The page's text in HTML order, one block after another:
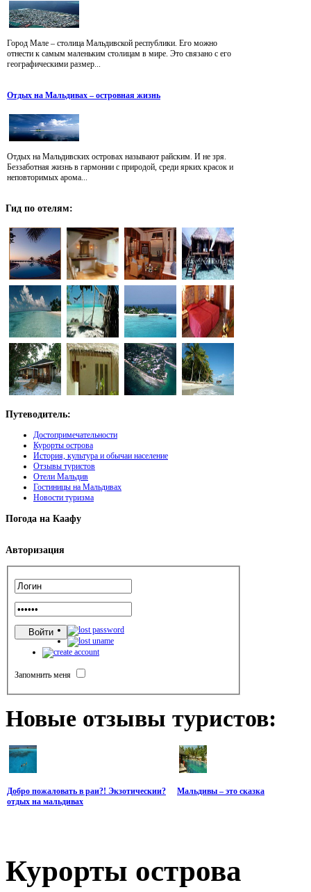
Город Мале – столица Мальдивской республики. Его можно
отнести к самым маленьким столицам в мире. Это связано с его
географическими размер...
Отдых на Мальдивах – островная жизнь
Отдых на Мальдивских островах называют райским. И не зря.
Беззаботная жизнь в гармонии с природой, среди ярких красок и
неповторимых арома...
Гид по отелям:
Путеводитель:
Достопримечательности
Курорты острова
История, культура и обычаи население
Отзывы туристов
Отели Мальдив
Гостиницы на Мальдивах
Новости туризма
Погода на Каафу
Авторизация
Запомнить меня
Новые отзывы туристов:
Добро пожаловать в раи?! Экзотическии?
отдых на мальдивах
Мальдивы – это сказка
Курорты острова